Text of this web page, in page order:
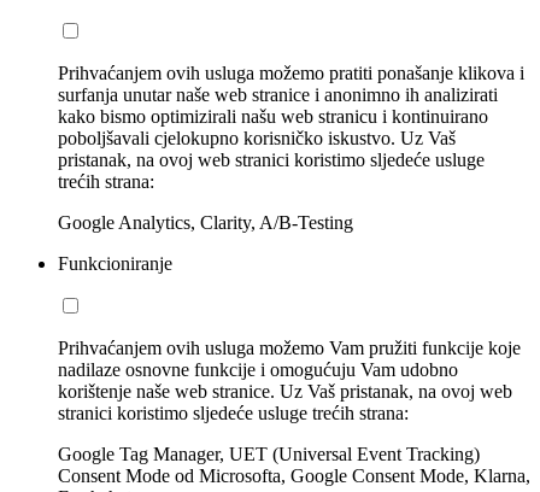
Prihvaćanjem ovih usluga možemo pratiti ponašanje klikova i
surfanja unutar naše web stranice i anonimno ih analizirati
kako bismo optimizirali našu web stranicu i kontinuirano
poboljšavali cjelokupno korisničko iskustvo. Uz Vaš
pristanak, na ovoj web stranici koristimo sljedeće usluge
trećih strana:
Google Analytics, Clarity, A/B-Testing
Funkcioniranje
Prihvaćanjem ovih usluga možemo Vam pružiti funkcije koje
nadilaze osnovne funkcije i omogućuju Vam udobno
korištenje naše web stranice. Uz Vaš pristanak, na ovoj web
stranici koristimo sljedeće usluge trećih strana:
Google Tag Manager, UET (Universal Event Tracking)
Consent Mode od Microsofta, Google Consent Mode, Klarna,